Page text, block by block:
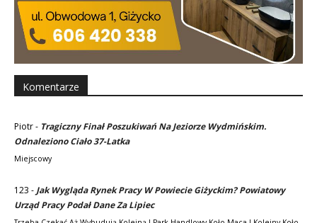
Komentarze
Piotr- Tragiczny Finał Poszukiwań Na Jeziorze Wydmińskim.
Odnaleziono Ciało 37-Latka
Miejscowy
123 - Jak Wygląda Rynek Pracy W Powiecie Giżyckim? Powiatowy
Urząd Pracy Podał Dane Za Lipiec